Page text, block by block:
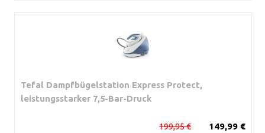
Tefal Dampfbügelstation Express Protect,
leistungsstarker 7,5-Bar-Druck
149,99 €
199,95 €